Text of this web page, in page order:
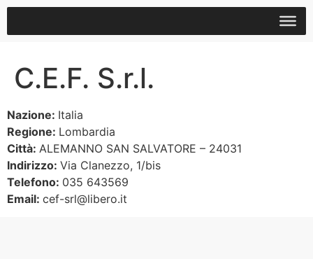
C.E.F. S.r.l.
Nazione: Italia
Regione: Lombardia
Città: ALEMANNO SAN SALVATORE – 24031
Indirizzo: Via Clanezzo, 1/bis
Telefono: 035 643569
Email: cef-srl@libero.it